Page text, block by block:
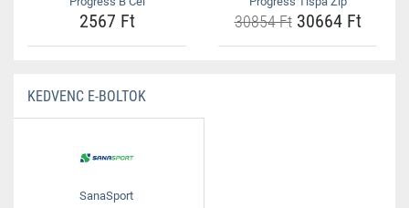
2567 Ft 30854 Ft30664 Ft
KEDVENC E-BOLTOK
SanaSport